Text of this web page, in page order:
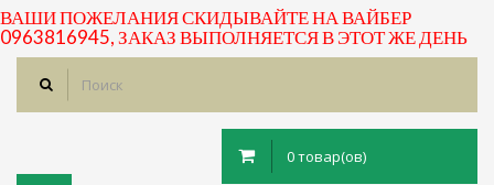
ВАШИ ПОЖЕЛАНИЯ СКИДЫВАЙТЕ НА ВАЙБЕР
0963816945, ЗАКАЗ ВЫПОЛНЯЕТСЯ В ЭТОТ ЖЕ ДЕНЬ
0 товар(ов)